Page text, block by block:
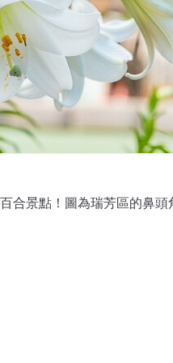
合景點！圖為瑞芳區的鼻頭